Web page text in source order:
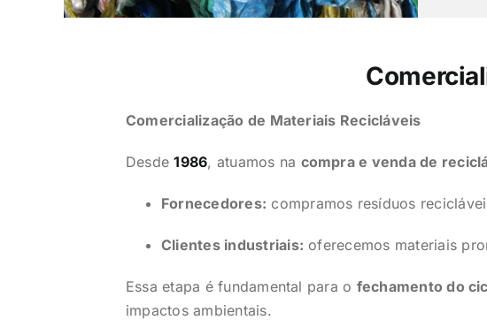
Comercialização de Materiais Recicláveis
Desde1986, atuamos na compra e venda de
Fornecedores: compramos resíduos
Clientes industriais: oferecemos materiais
Essa etapa é fundamental para o fechamento do
impactos ambientais.